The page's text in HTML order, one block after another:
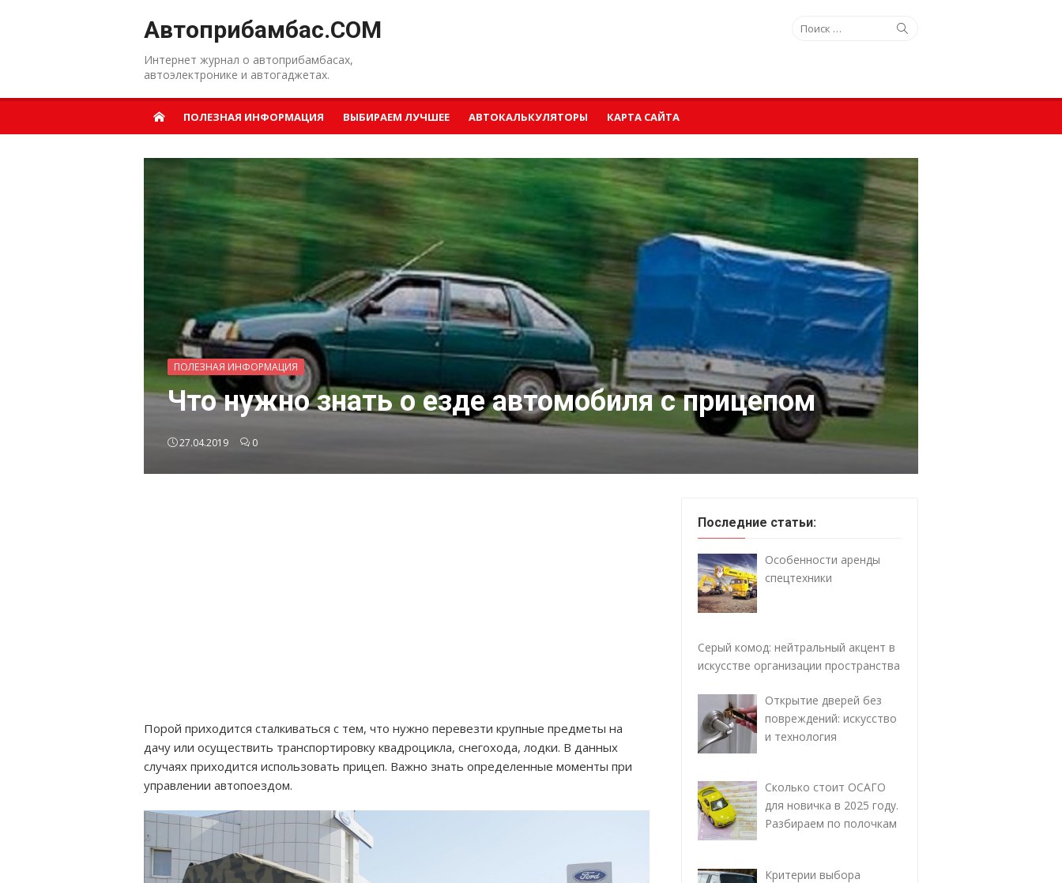
Автоприбамбас.COM
Интернет журнал о автоприбамбасах,
автоэлектронике и автогаджетах.
Искать:
ПОЛЕЗНАЯ ИНФОРМАЦИЯ ВЫБИРАЕМ ЛУЧШЕЕ АВТОКАЛЬКУЛЯТОРЫ КАРТА САЙТА
ПОЛЕЗНАЯ ИНФОРМАЦИЯ
Что нужно знать о езде автомобиля с прицепом
27.04.2019 0
Порой приходится сталкиваться с тем, что нужно перевезти крупные предметы на
дачу или осуществить транспортировку квадроцикла, снегохода, лодки. В данных
случаях приходится использовать прицеп. Важно знать определенные моменты при
управлении автопоездом.
Последние статьи:
Особенности аренды
спецтехники
Серый комод: нейтральный акцент в
искусстве организации пространства
Открытие дверей без
повреждений: искусство
и технология
Сколько стоит ОСАГО
для новичка в 2025 году.
Разбираем по полочкам
Критерии выбора